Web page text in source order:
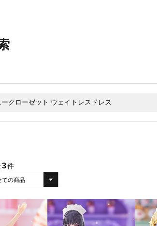
3件
ての商品